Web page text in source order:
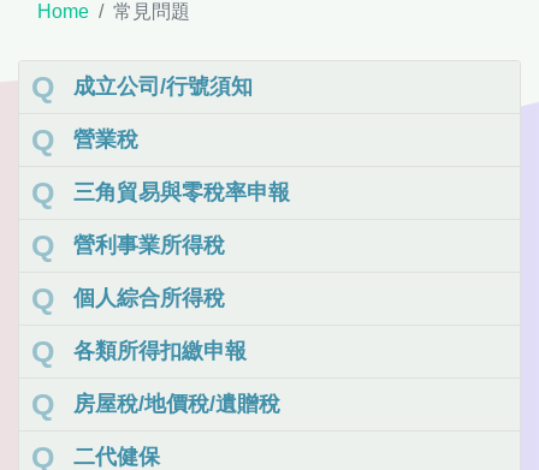
Home 常見問題
成立公司/行號須知
營業稅
三角貿易與零稅率申報
營利事業所得稅
個人綜合所得稅
各類所得扣繳申報
房屋稅/地價稅/遺贈稅
二代健保